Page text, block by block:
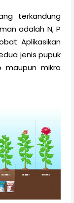
terkandung
adalah N, P
Aplikasikan
jenis pupuk
maupun mikro